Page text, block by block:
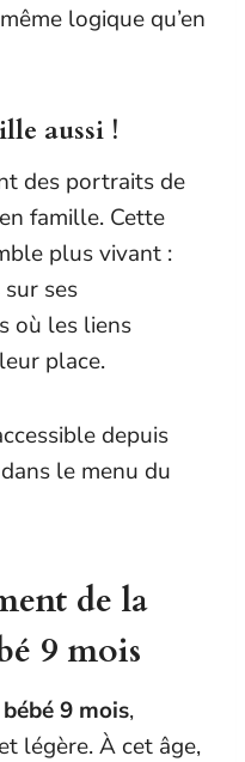
logique qu’en
aussi !
des portraits de
famille. Cette
plus vivant :
ses
où les liens
place.
depuis
le menu du
de la
9 mois
9 mois,
légère. À cet âge,